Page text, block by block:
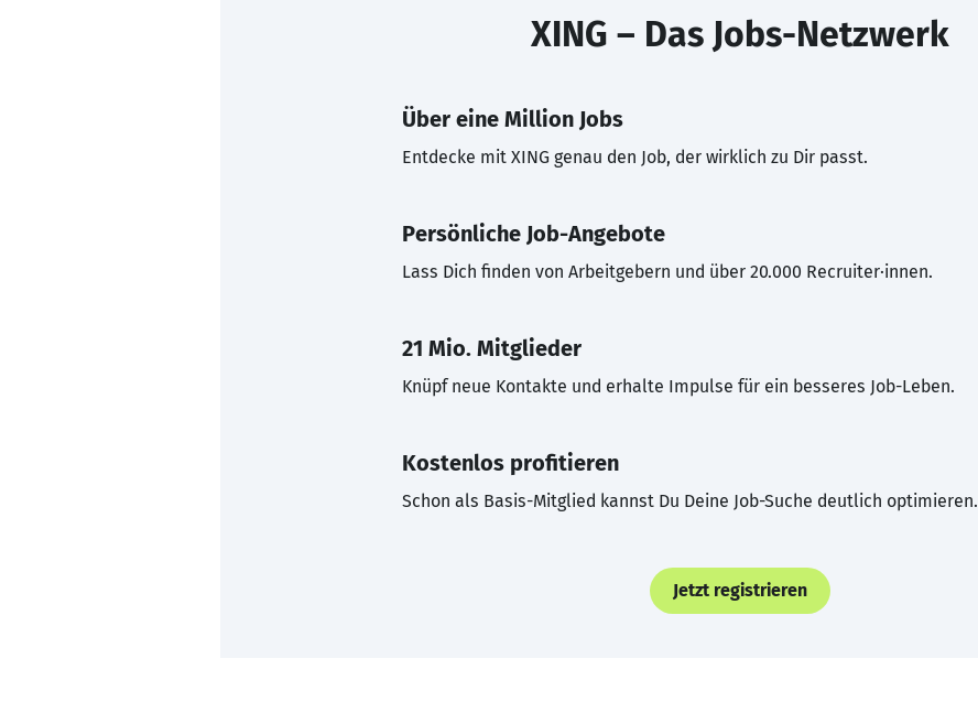
XING – Das Jobs-Netzwerk
Über eine Million Jobs
Entdecke mit XING genau den Job, der wirklich zu Dir passt.
Persönliche Job-Angebote
Lass Dich finden von Arbeitgebern und über 20.000 Recruiter·innen.
21 Mio. Mitglieder
Knüpf neue Kontakte und erhalte Impulse für ein besseres Job-Leben.
Kostenlos profitieren
Schon als Basis-Mitglied kannst Du Deine Job-Suche deutlich optimieren.
Jetzt registrieren